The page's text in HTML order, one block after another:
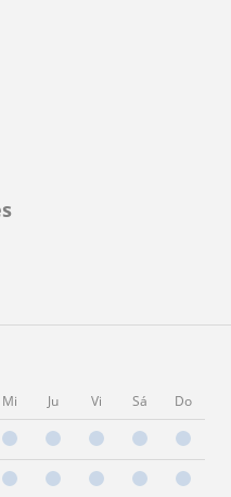
Mi Ju Vi Sá Do